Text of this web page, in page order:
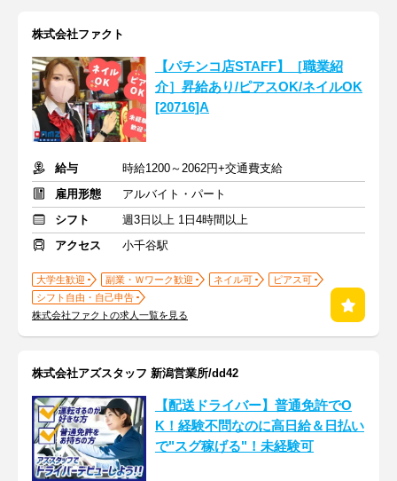
株式会社ファクト
【パチンコ店STAFF】［職業紹
介］昇給あり/ピアスOK/ネイルOK
[20716]A
給与
時給1200～2062円+交通費支給
雇用形態
アルバイト・パート
シフト
週3日以上 1日4時間以上
アクセス
小千谷駅
大学生歓迎 副業・Ｗワーク歓迎 ネイル可
ピアス可
シフト自由・自己申告
株式会社ファクトの求人一覧を見る
株式会社アズスタッフ 新潟営業所/dd42
【配送ドライバー】普通免許でO
K！経験不問なのに高日給＆日払い
で"スグ稼げる"！未経験可